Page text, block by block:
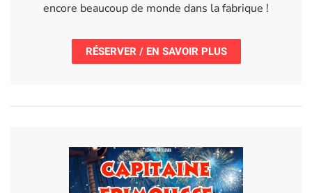
encore beaucoup de monde dans la fabrique !
RÉSERVER / EN SAVOIR PLUS